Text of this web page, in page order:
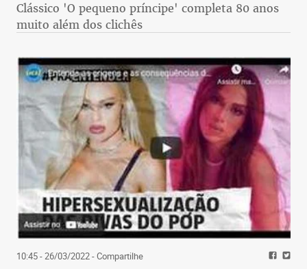
Clássico 'O pequeno príncipe' completa 80 anos
muito além dos clichês
10:45 - 26/03/2022- Compartilhe